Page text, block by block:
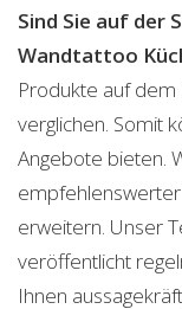
Sind Sie auf der
Wandtattoo
Produkte auf
verglichen. Somit
Angebote bieten.
erweitern. Unser
veröffentlicht
Ihnen